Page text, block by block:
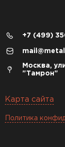
+7 (499)
Москва,
"Тамрон"
Карта сайта
Политика